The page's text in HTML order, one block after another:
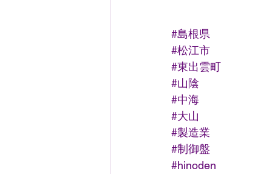
#島根県
#松江市
#東出雲町
#山陰
#中海
#大山
#製造業
#制御盤
#hinoden